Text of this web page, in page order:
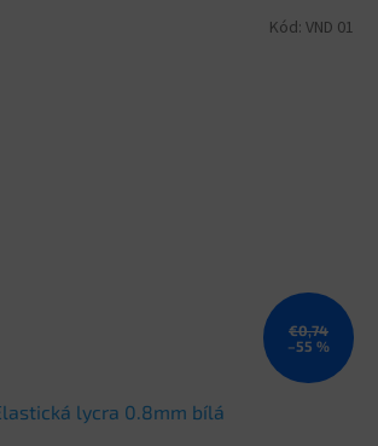
€0,74
–55 %
lycra 0.8mm bílá
Kód: VND 01